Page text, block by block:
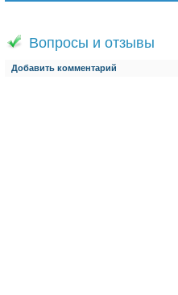
Вопросы и отзывы
Добавить комментарий